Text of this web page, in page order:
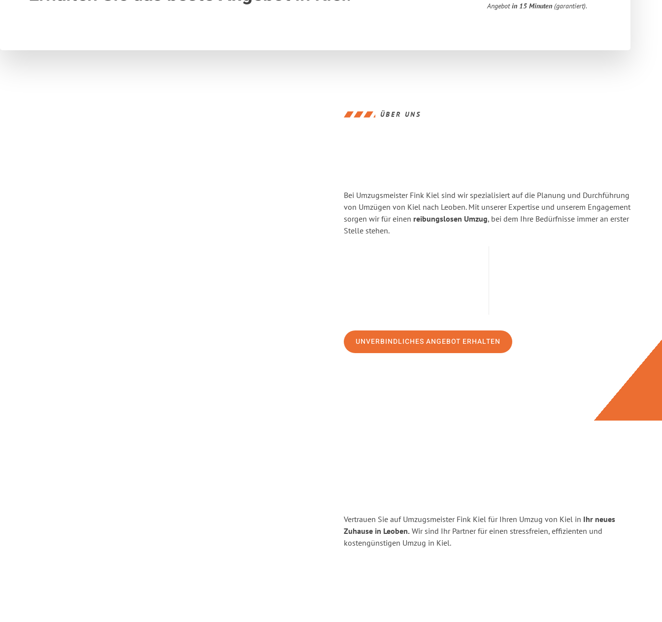
Angebotin 15 Minuten (garantiert).
ÜBER UNS
Bei Umzugsmeister Fink Kiel sind wir spezialisiert auf die Planung und Durchführung
von Umzügen von Kiel nach Leoben. Mit unserer Expertise und unserem Engagement
sorgen wir für einen reibungslosen Umzug, bei dem Ihre Bedürfnisse immer an erster
Stelle stehen.
UNVERBINDLICHES ANGEBOT ERHALTEN
Vertrauen Sie auf Umzugsmeister Fink Kiel für Ihren Umzug von Kiel in Ihr neues
Zuhause in Leoben. Wir sind Ihr Partner für einen stressfreien, effizienten und
kostengünstigen Umzug in Kiel.